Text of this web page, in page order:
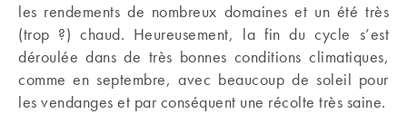
les rendements de nombreux domaines et un été très
(trop ?) chaud. Heureusement, la fin du cycle s’est
déroulée dans de très bonnes conditions climatiques,
comme en septembre, avec beaucoup de soleil pour
les vendanges et par conséquent une récolte très saine.